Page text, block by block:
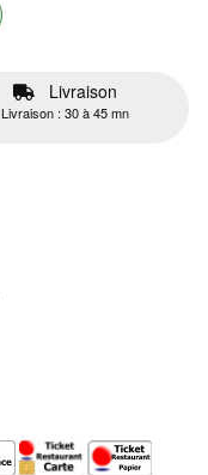
Livraison
Livraison : 30 à 45 mn